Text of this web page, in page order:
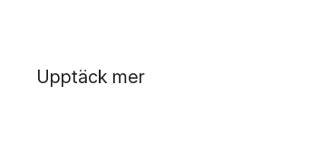
Upptäck mer